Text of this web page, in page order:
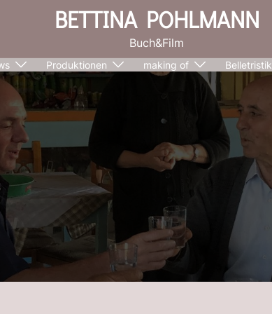
BETTINA POHLMANN
Buch&Film
Produktionen making of Belletristik